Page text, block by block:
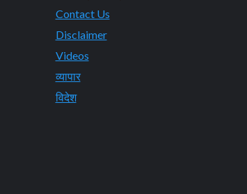
Contact Us
Disclaimer
Videos
व्यापार
विदेश